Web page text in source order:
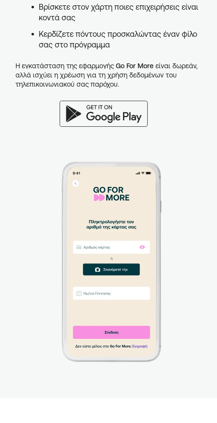
Βρίσκετε στον χάρτη ποιες επιχειρήσεις είναι
κοντά σας
Κερδίζετε πόντους προσκαλώντας έναν φίλο
σας στο πρόγραμμα
Η εγκατάσταση της εφαρμογής Go For More είναι δωρεάν,
αλλά ισχύει η χρέωση για τη χρήση δεδομένων του
τηλεπικοινωνιακού σας παρόχου.